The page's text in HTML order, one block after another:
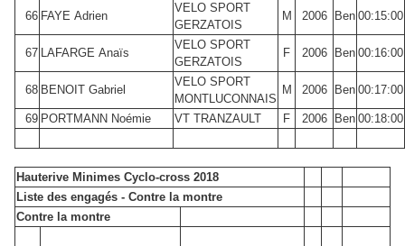
66 FAYE Adrien
VELO SPORT
GERZATOIS
M 2006 Ben 00:15:00
67 LAFARGE Anaïs
VELO SPORT
GERZATOIS
F 2006 Ben 00:16:00
68 BENOIT Gabriel
VELO SPORT
MONTLUCONNAIS
M 2006 Ben 00:17:00
69 PORTMANN Noémie VT TRANZAULT F 2006 Ben 00:18:00
Hauterive Minimes Cyclo-cross 2018
Liste des engagés - Contre la montre
Contre la montre